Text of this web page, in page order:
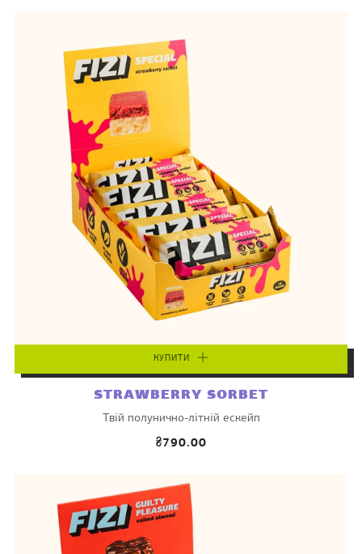
КУПИТИ
STRAWBERRY SORBET
Твій полунично-літній ескейп
₴790.00